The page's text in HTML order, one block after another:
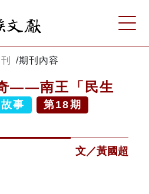
/期刊內容
——南王「民生
事 第18期
文／黃國超